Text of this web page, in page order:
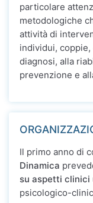
particolare
metodologiche
attività di
individui,
diagnosi, alla
prevenzione e
Il primo anno di
Dinamica
su aspetti clinici
psicologico-